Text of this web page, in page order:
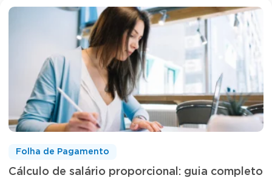
Cálculo de salário proporcional: guia completo
Folha de Pagamento